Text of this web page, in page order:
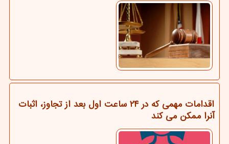
اقدامات مهمی که در ۲۴ ساعت اول بعد از تجاوز، اثبات
آنرا ممکن می کند